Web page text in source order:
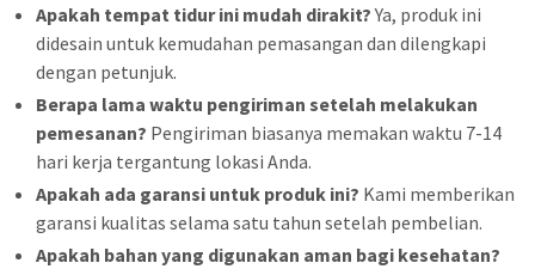
Apakah tempat tidur ini mudah dirakit?Ya, produk ini
didesain untuk kemudahan pemasangan dan dilengkapi
dengan petunjuk.
Berapa lama waktu pengiriman setelah melakukan
pemesanan? Pengiriman biasanya memakan waktu 7-14
hari kerja tergantung lokasi Anda.
Apakah ada garansi untuk produk ini? Kami memberikan
garansi kualitas selama satu tahun setelah pembelian.
Apakah bahan yang digunakan aman bagi kesehatan?